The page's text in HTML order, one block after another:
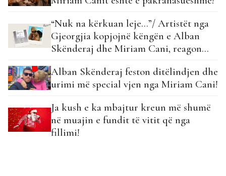
“Nuk na kërkuan leje…”/ Artistët nga
Gjeorgjia kopjojnë këngën e Alban
Skënderaj dhe Miriam Cani, reagon
Alban Skënderaj feston ditëlindjen dhe
urimi më special vjen nga Miriam Cani!
Ja kush e ka mbajtur kreun më shumë
në muajin e fundit të vitit që nga
fillimi!